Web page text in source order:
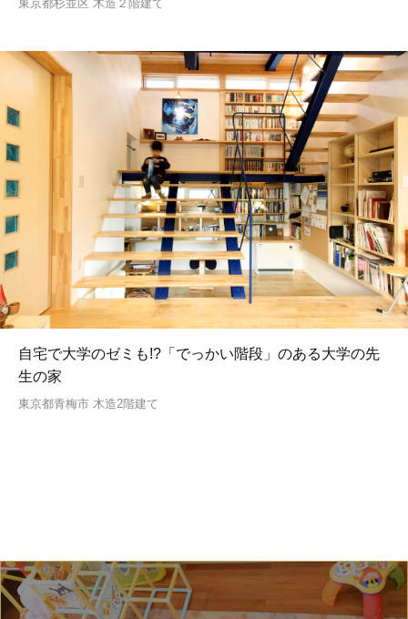
東京都杉並区 木造２階建て
自宅で大学のゼミも!?「でっかい階段」のある大学の先
生の家
東京都青梅市 木造2階建て